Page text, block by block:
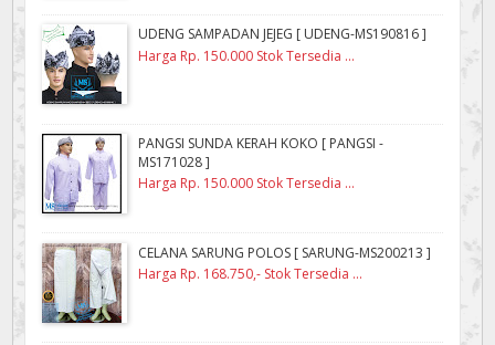
UDENG SAMPADAN JEJEG [ UDENG-MS190816 ]
Harga Rp. 150.000 Stok Tersedia ...
PANGSI SUNDA KERAH KOKO [ PANGSI -
MS171028 ]
Harga Rp. 150.000 Stok Tersedia ...
CELANA SARUNG POLOS [ SARUNG-MS200213 ]
Harga Rp. 168.750,- Stok Tersedia ...